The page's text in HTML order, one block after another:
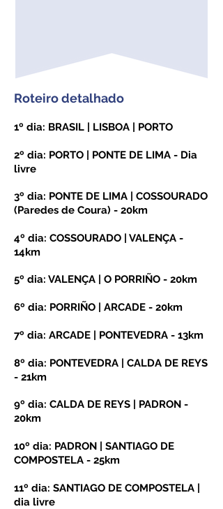
Roteiro detalhado
1º dia: BRASIL | LISBOA | PORTO
2º dia: PORTO | PONTE DE LIMA - Dia
livre
3º dia: PONTE DE LIMA | COSSOURADO
(Paredes de Coura) - 20km
4º dia: COSSOURADO | VALENÇA -
14km
5º dia: VALENÇA | O PORRIÑO - 20km
6º dia: PORRIÑO | ARCADE - 20km
7º dia: ARCADE | PONTEVEDRA - 13km
8º dia: PONTEVEDRA | CALDA DE REYS
- 21km
9º dia: CALDA DE REYS | PADRON -
20km
10º dia: PADRON | SANTIAGO DE
COMPOSTELA - 25km
11º dia: SANTIAGO DE COMPOSTELA |
dia livre